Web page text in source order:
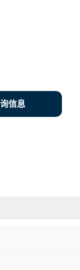
信息